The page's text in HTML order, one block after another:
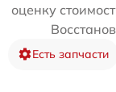
оценку
Есть запчасти